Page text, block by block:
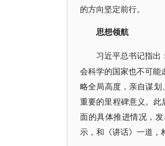
的方向坚定前行。
思想领航
习近平总书记指出
会科学的国家也不可能
略全局高度，亲自谋
重要的里程碑意义。
面的具体推进情况，
示，和《讲话》一道，